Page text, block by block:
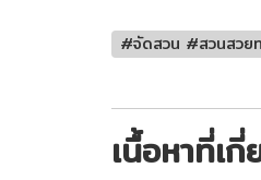
#จัดสวน #สวนสวย
เนื้อหาที่เ